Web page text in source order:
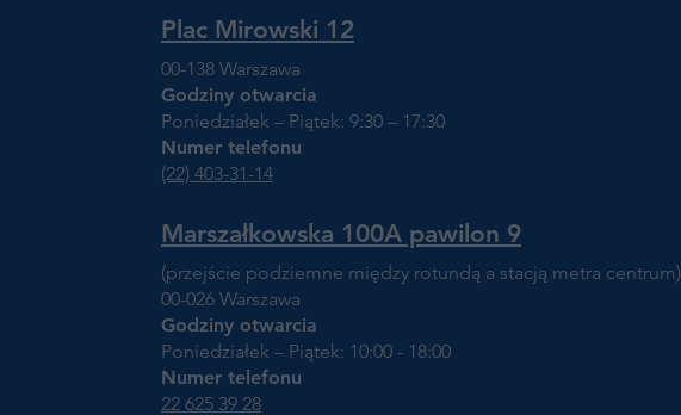
Plac Mirowski 12
00-138 Warszawa
Godziny otwarcia
Poniedziałek – Piątek: 9:30 – 17:30
Numer telefonu
(22) 403-31-14
Marszałkowska 100A pawilon 9
(przejście podziemne między rotundą a stacją metra centrum)
00-026 Warszawa
Godziny otwarcia
Poniedziałek – Piątek: 10:00 - 18:00
Numer telefonu
22 625 39 28